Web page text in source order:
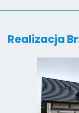
Realizacja